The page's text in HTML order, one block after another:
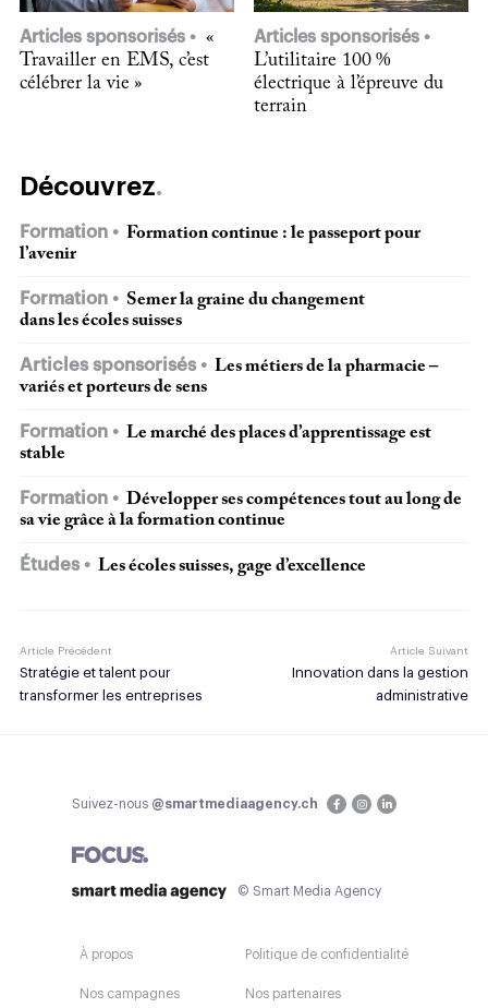
Articles sponsorisés
«
Travailler en EMS, c’est
célébrer la vie »
Articles sponsorisés
L’utilitaire 100 %
électrique à l’épreuve du
terrain
Découvrez
Formation
Formation continue : le passeport pour
l’avenir
Formation
Semer la graine du changement
dans les écoles suisses
Articles sponsorisés
Les métiers de la pharmacie –
variés et porteurs de sens
Formation
Le marché des places d’apprentissage est
stable
Formation
Développer ses compétences tout au long de
sa vie grâce à la formation continue
Études Les écoles suisses, gage d’excellence
Article Précédent
Stratégie et talent pour
transformer les entreprises
Article Suivant
Innovation dans la gestion
administrative
Suivez-nous @smartmediaagency.ch
© Smart Media Agency
À propos
Nos campagnes
Politique de confidentialité
Nos partenaires